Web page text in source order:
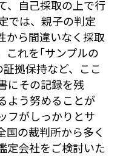
、自己採取の上で行
では、親子の判定
から間違いなく採取
これを｢サンプルの
拠保持など、ここ
にその記録を残
よう努めることが
フがしっかりとサ
国の裁判所から多く
定会社をご検討いた